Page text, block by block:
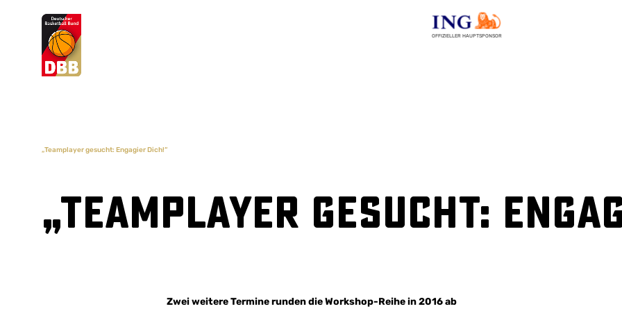
OFFIZIELLER HAUPTSPONSOR
Suchvorschläge
„Teamplayer gesucht: Engagier Dich!“
„Teamplayer gesucht:
Zwei weitere Termine runden die Workshop-Reihe in 2016 ab